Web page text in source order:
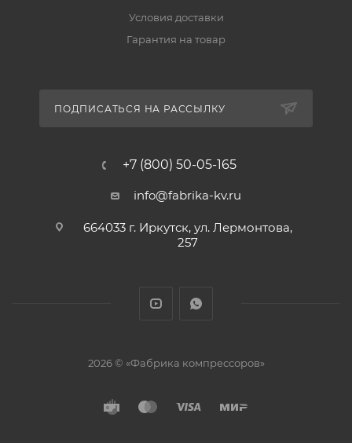
Условия доставки
Гарантия на товар
ПОДПИСАТЬСЯ НА РАССЫЛКУ
+7 (800) 50-05-165
info@fabrika-kv.ru
664033 г. Иркутск, ул. Лермонтова,
257
2026 © «Фабрика компрессоров»